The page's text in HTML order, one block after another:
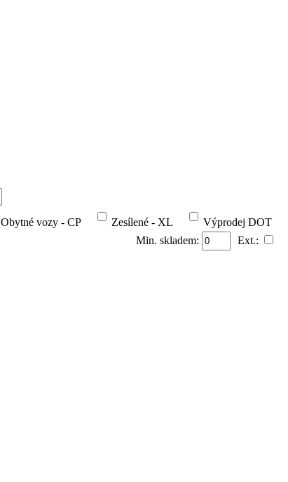
Obytné vozy - CP Zesílené - XL Výprodej DOT
Ext.:
Min. skladem: